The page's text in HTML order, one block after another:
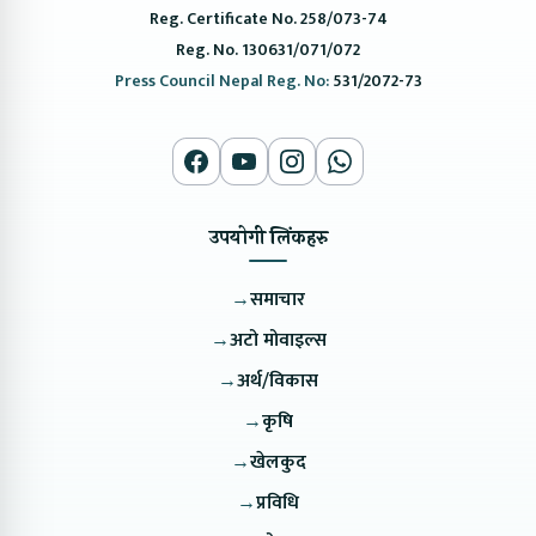
Reg. Certificate No. 258/073-74
Reg. No. 130631/071/072
Press Council Nepal Reg. No:531/2072-73
उपयोगी लिंकहरु
→समाचार
→अटो मोवाइल्स
→अर्थ/विकास
→कृषि
→खेलकुद
→प्रविधि